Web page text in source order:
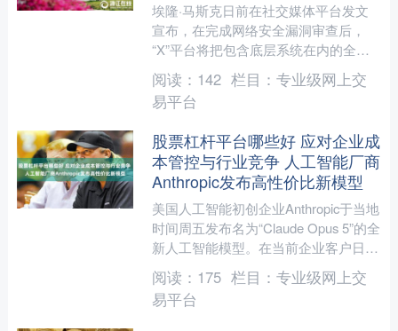
埃隆·马斯克日前在社交媒体平台发文
宣布，在完成网络安全漏洞审查后，
“X”平台将把包含底层系统在内的全部
代码向社会开源，并邀请第三方独立机
构对运行系统进行审计股票....
阅读： 142 栏目： 专业级网上交
易平台
股票杠杆平台哪些好 应对企业成
本管控与行业竞争 人工智能厂商
Anthropic发布高性价比新模型
美国人工智能初创企业Anthropic于当地
时间周五发布名为“Claude Opus 5”的全
新人工智能模型。在当前企业客户日益
注重AI部署成本、行业市场竞争不....
阅读： 175 栏目： 专业级网上交
易平台